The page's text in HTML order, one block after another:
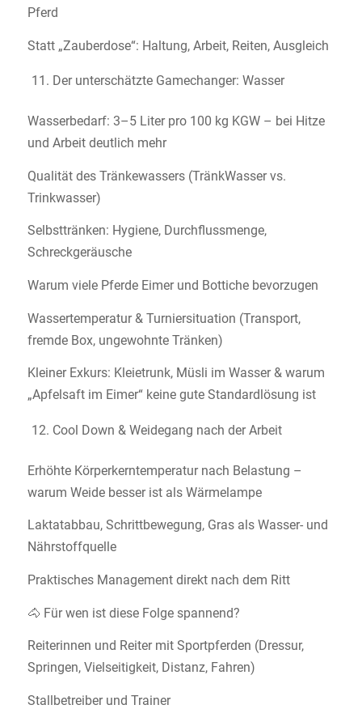
Pferd
Statt „Zauberdose“: Haltung, Arbeit, Reiten, Ausgleich
Der unterschätzte Gamechanger: Wasser
Wasserbedarf: 3–5 Liter pro 100 kg KGW – bei Hitze
und Arbeit deutlich mehr
Qualität des Tränkewassers (TränkWasser vs.
Trinkwasser)
Selbsttränken: Hygiene, Durchflussmenge,
Schreckgeräusche
Warum viele Pferde Eimer und Bottiche bevorzugen
Wassertemperatur & Turniersituation (Transport,
fremde Box, ungewohnte Tränken)
Kleiner Exkurs: Kleietrunk, Müsli im Wasser & warum
„Apfelsaft im Eimer“ keine gute Standardlösung ist
Cool Down & Weidegang nach der Arbeit
Erhöhte Körperkerntemperatur nach Belastung –
warum Weide besser ist als Wärmelampe
Laktatabbau, Schrittbewegung, Gras als Wasser- und
Nährstoffquelle
Praktisches Management direkt nach dem Ritt
🐴 Für wen ist diese Folge spannend?
Reiterinnen und Reiter mit Sportpferden (Dressur,
Springen, Vielseitigkeit, Distanz, Fahren)
Stallbetreiber und Trainer